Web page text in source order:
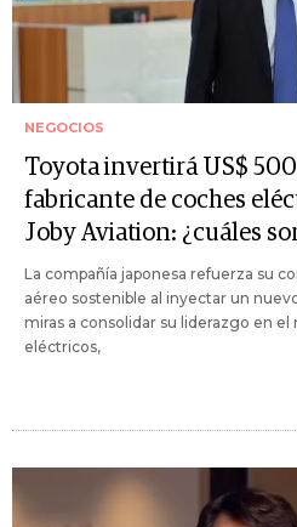
NEGOCIOS
Toyota invertirá US$
fabricante de coches
Joby Aviation: ¿cuáles
La compañía japonesa refuerza su
aéreo sostenible al inyectar un
miras a consolidar su liderazgo en
eléctricos,